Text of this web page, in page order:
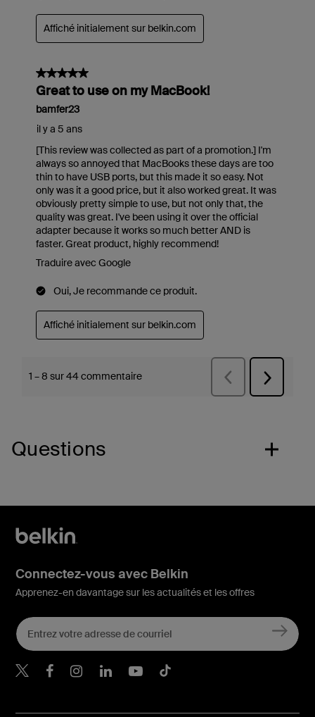
Questions
Connectez-vous avec Belkin
Apprenez-en davantage sur les actualités et les offres
Belkin Twitter
Belkin Facebook
Belkin Instagram
Belkin LinkedIn
Belkin Youtube
Belkin TikTok